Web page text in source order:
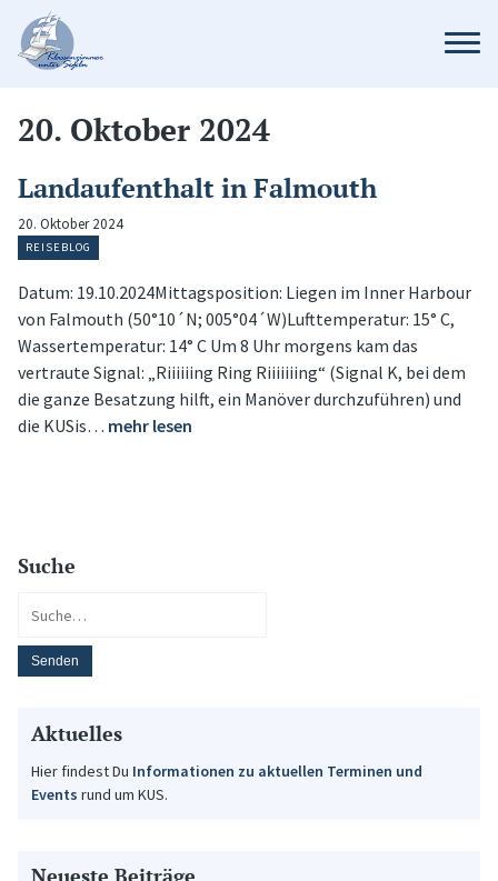
20. Oktober 2024
Landaufenthalt in Falmouth
20. Oktober 2024
REISEBLOG
Datum: 19.10.2024Mittagsposition: Liegen im Inner Harbour
von Falmouth (50°10´N; 005°04´W)Lufttemperatur: 15° C,
Wassertemperatur: 14° C Um 8 Uhr morgens kam das
vertraute Signal: „Riiiiiing Ring Riiiiiiing“ (Signal K, bei dem
die ganze Besatzung hilft, ein Manöver durchzuführen) und
die KUSis… mehr lesen
Suche
Aktuelles
Hier findest Du Informationen zu aktuellen Terminen und
Events rund um KUS.